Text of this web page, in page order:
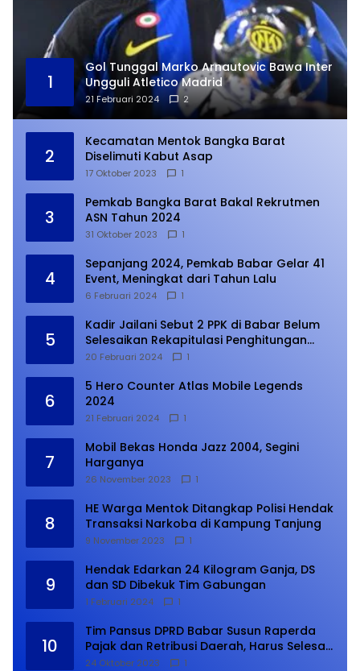
1
Gol Tunggal Marko Arnautovic Bawa Inter
Ungguli Atletico Madrid
21 Februari 2024 2
2
Kecamatan Mentok Bangka Barat
Diselimuti Kabut Asap
17 Oktober 2023 1
3
Pemkab Bangka Barat Bakal Rekrutmen
ASN Tahun 2024
31 Oktober 2023 1
4
Sepanjang 2024, Pemkab Babar Gelar 41
Event, Meningkat dari Tahun Lalu
6 Februari 2024 1
5
Kadir Jailani Sebut 2 PPK di Babar Belum
Selesaikan Rekapitulasi Penghitungan
Suara
20 Februari 2024 1
6
5 Hero Counter Atlas Mobile Legends
2024
21 Februari 2024 1
7
Mobil Bekas Honda Jazz 2004, Segini
Harganya
26 November 2023 1
8
HE Warga Mentok Ditangkap Polisi Hendak
Transaksi Narkoba di Kampung Tanjung
9 November 2023 1
9
Hendak Edarkan 24 Kilogram Ganja, DS
dan SD Dibekuk Tim Gabungan
1 Februari 2024 1
10
Tim Pansus DPRD Babar Susun Raperda
Pajak dan Retribusi Daerah, Harus Selesai
Januari 2024
24 Oktober 2023 1